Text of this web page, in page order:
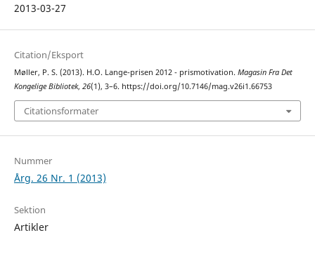
2013-03-27
Citation/Eksport
Møller, P. S. (2013). H.O. Lange-prisen 2012 - prismotivation. Magasin Fra Det
Kongelige Bibliotek, 26(1), 3–6. https://doi.org/10.7146/mag.v26i1.66753
Citationsformater
Nummer
Årg. 26 Nr. 1 (2013)
Sektion
Artikler